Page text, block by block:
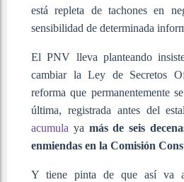
está repleta de tachones en
sensibilidad de determinada
El PNV lleva planteando
cambiar la Ley de Secretos
reforma que permanentemente
última, registrada antes del
acumula ya más de seis
enmiendas en la Comisión
Y tiene pinta de que así va